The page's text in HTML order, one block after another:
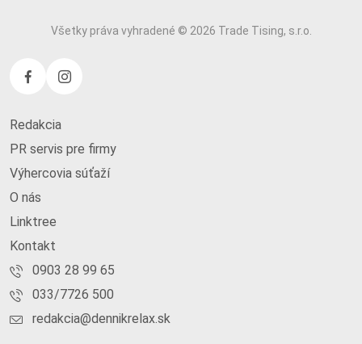
Všetky práva vyhradené © 2026 Trade Tising, s.r.o.
Redakcia
PR servis pre firmy
Výhercovia súťaží
O nás
Linktree
Kontakt
0903 28 99 65
033/7726 500
redakcia@dennikrelax.sk